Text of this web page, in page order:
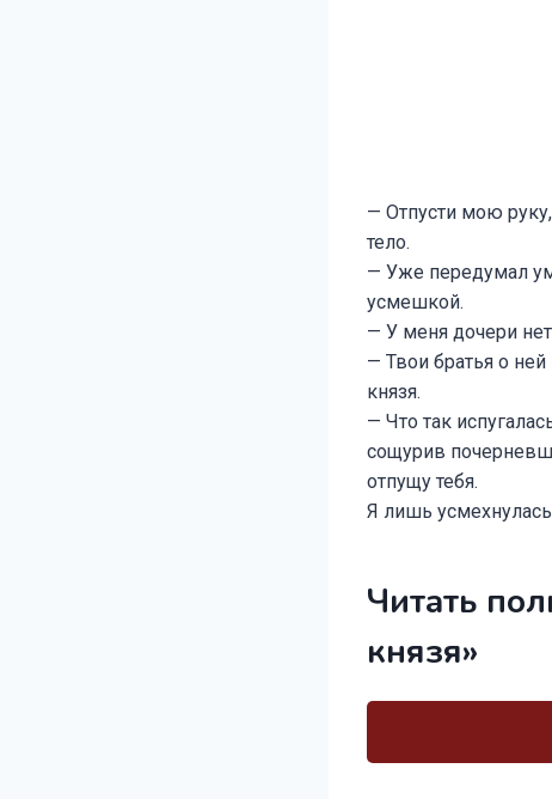
— Отпусти мою
тело.
— Уже передумал
усмешкой.
— У меня дочери нет
— Твои братья о
князя.
— Что так
сощурив
отпущу тебя.
Я лишь
Читать
князя»